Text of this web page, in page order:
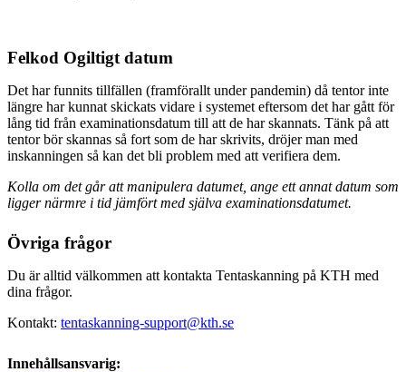
Felkod Ogiltigt datum
Det har funnits tillfällen (framförallt under pandemin) då tentor inte
längre har kunnat skickats vidare i systemet eftersom det har gått för
lång tid från examinationsdatum till att de har skannats. Tänk på att
tentor bör skannas så fort som de har skrivits, dröjer man med
inskanningen så kan det bli problem med att verifiera dem.
Kolla om det går att manipulera datumet, ange ett annat datum som
ligger närmre i tid jämfört med själva examinationsdatumet.
Övriga frågor
Du är alltid välkommen att kontakta Tentaskanning på KTH med
dina frågor.
Kontakt: tentaskanning-support@kth.se
Innehållsansvarig: